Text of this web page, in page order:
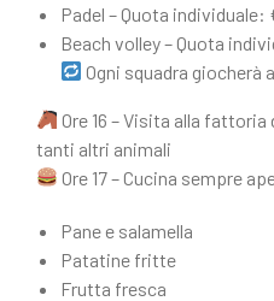
Padel – Quota individuale:
Beach volley – Quota
Ogni squadra
Ore 16 – Visita alla
tanti altri animali
Ore 17 – Cucina sempre
Pane e salamella
Patatine fritte
Frutta fresca